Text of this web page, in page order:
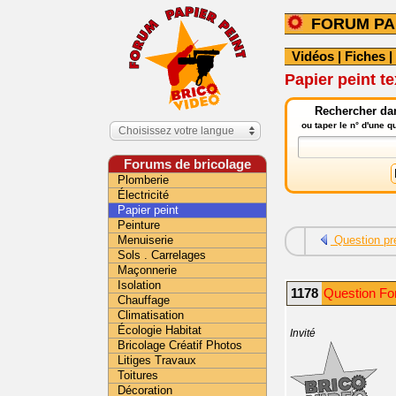
FORUM
Vidéos | Fiches |
Papier peint
Rechercher
ou taper le n° d'une
Question
1178 Question
Invité
Choisissez votre langue
Forums de bricolage
Plomberie
Électricité
Papier peint
Peinture
Menuiserie
Sols . Carrelages
Maçonnerie
Isolation
Chauffage
Climatisation
Écologie Habitat
Bricolage Créatif Photos
Litiges Travaux
Toitures
Décoration